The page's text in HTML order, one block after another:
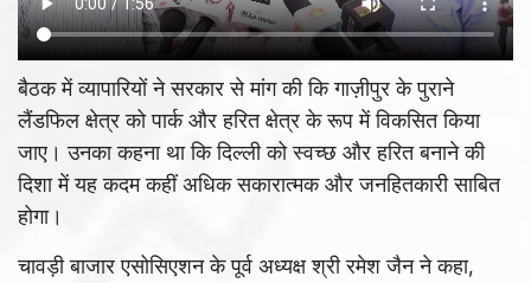
बैठक में व्यापारियों ने सरकार से मांग की कि गाज़ीपुर के पुराने
लैंडफिल क्षेत्र को पार्क और हरित क्षेत्र के रूप में विकसित किया
जाए। उनका कहना था कि दिल्ली को स्वच्छ और हरित बनाने की
दिशा में यह कदम कहीं अधिक सकारात्मक और जनहितकारी साबित
होगा।
चावड़ी बाजार एसोसिएशन के पूर्व अध्यक्ष श्री रमेश जैन ने कहा,